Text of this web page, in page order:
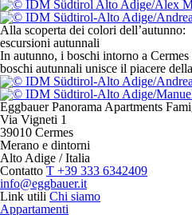
Alla scoperta dei colori dell’autunno:
escursioni autunnali
In autunno, i boschi intorno a
boschi autunnali unisce il piacere
Eggbauer Panorama Apartments
Via Vigneti 1
39010 Cermes
Merano e dintorni
Alto Adige / Italia
Contatto T +39 333 6342409
info@eggbauer.it
Link utili Chi siamo
Appartamenti